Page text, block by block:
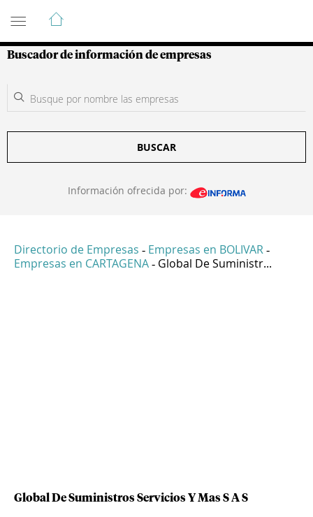
Guía de Empresas Colombianas
Buscador de información de empresas
BUSCAR
Información ofrecida por:
Directorio de Empresas - Empresas en BOLIVAR -
Empresas en CARTAGENA - Global De Suministr...
Global De Suministros Servicios Y Mas S A S